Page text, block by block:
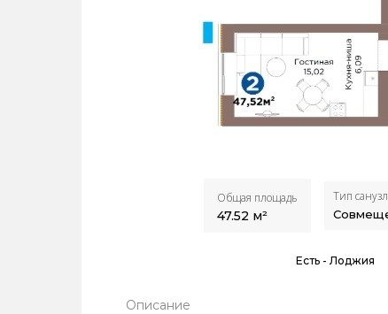
Общая площадь
47.52 м²
Тип
Есть -Лоджия
Описание